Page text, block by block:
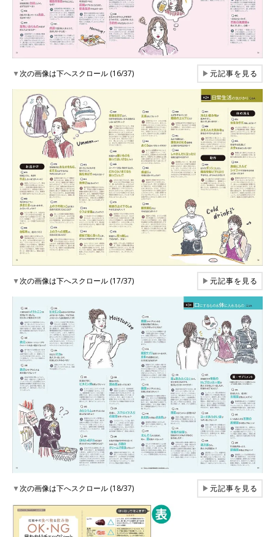
▼次の画像は下へスクロール (16/37) ▶元記事を見る
▼次の画像は下へスクロール (17/37) ▶元記事を見る
▼次の画像は下へスクロール (18/37) ▶元記事を見る